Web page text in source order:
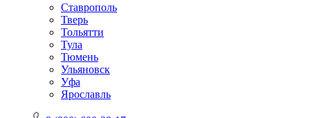
Ставрополь
Тверь
Тольятти
Тула
Тюмень
Ульяновск
Уфа
Ярославль